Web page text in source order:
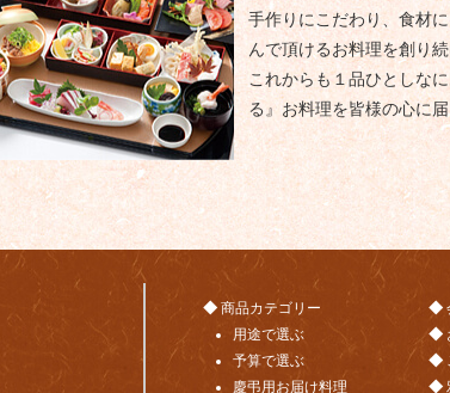
手作りにこだわり、食材
んで頂けるお料理を創り
これからも１品ひとしな
る』お料理を皆様の心に
商品カテゴリー
用途で選ぶ
予算で選ぶ
慶弔用お届け料理